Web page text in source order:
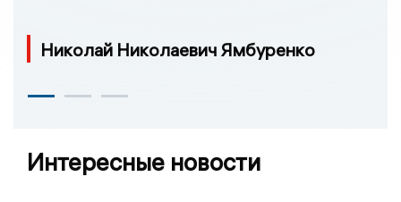
Николай Николаевич Ямбуренко
Интересные новости